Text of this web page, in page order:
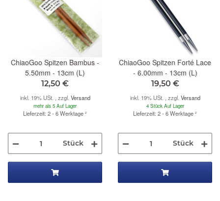
ChiaoGoo Spitzen Bambus -
5.50mm - 13cm (L)
12,50 €
inkl. 19% USt. , zzgl. Versand
mehr als 5 Auf Lager
Lieferzeit: 2 - 6 Werktage²
Stück
ChiaoGoo Spitzen Forté Lace
- 6.00mm - 13cm (L)
19,50 €
inkl. 19% USt. , zzgl. Versand
4 Stück Auf Lager
Lieferzeit: 2 - 6 Werktage²
Stück